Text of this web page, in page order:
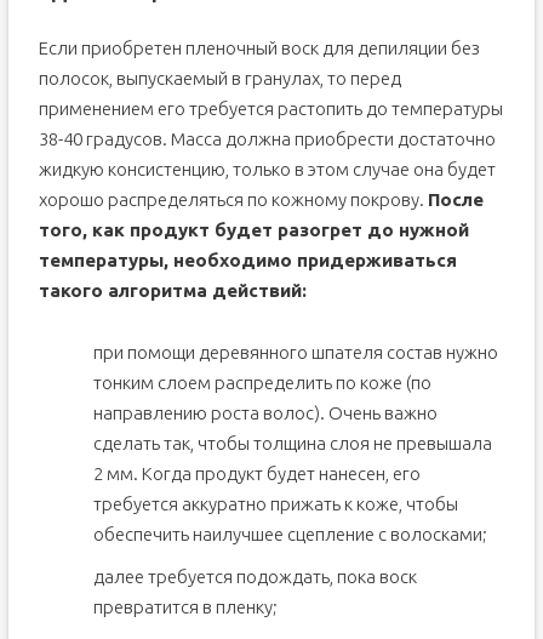
Если приобретен пленочный воск для депиляции без
полосок, выпускаемый в гранулах, то перед
применением его требуется растопить до температуры
38-40 градусов. Масса должна приобрести достаточно
жидкую консистенцию, только в этом случае она будет
хорошо распределяться по кожному покрову. После
того, как продукт будет разогрет до нужной
температуры, необходимо придерживаться
такого алгоритма действий:
при помощи деревянного шпателя состав нужно
тонким слоем распределить по коже (по
направлению роста волос). Очень важно
сделать так, чтобы толщина слоя не превышала
2 мм. Когда продукт будет нанесен, его
требуется аккуратно прижать к коже, чтобы
обеспечить наилучшее сцепление с волосками;
далее требуется подождать, пока воск
превратится в пленку;